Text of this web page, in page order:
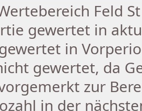
Feld
gewertet in
in
gewertet, da
zur
in der